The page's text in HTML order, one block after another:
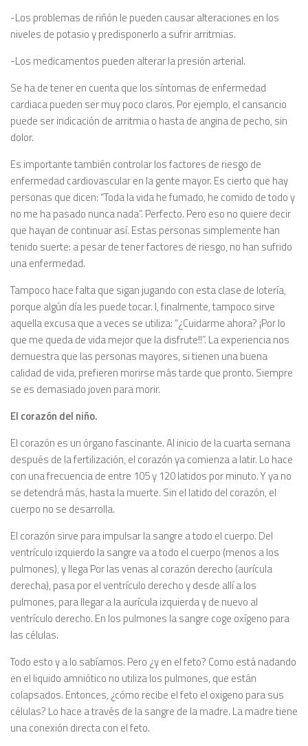
-Los problemas de riñón le pueden causar alteraciones en los
niveles de potasio y predisponerlo a sufrir arritmias.
-Los medicamentos pueden alterar la presión arterial.
Se ha de tener en cuenta que los síntomas de enfermedad
cardiaca pueden ser muy poco claros. Por ejemplo, el cansancio
puede ser indicación de arritmia o hasta de angina de pecho, sin
dolor.
Es importante también controlar los factores de riesgo de
enfermedad cardiovascular en la gente mayor. Es cierto que hay
personas que dicen: “Toda la vida he fumado, he comido de todo y
no me ha pasado nunca nada”. Perfecto. Pero eso no quiere decir
que hayan de continuar así. Estas personas simplemente han
tenido suerte: a pesar de tener factores de riesgo, no han sufrido
una enfermedad.
Tampoco hace falta que sigan jugando con esta clase de lotería,
porque algún día les puede tocar. I, finalmente, tampoco sirve
aquella excusa que a veces se utiliza: “¿Cuidarme ahora? ¡Por lo
que me queda de vida mejor que la disfrute!!”. La experiencia nos
demuestra que las personas mayores, si tienen una buena
calidad de vida, prefieren morirse más tarde que pronto. Siempre
se es demasiado joven para morir.
El corazón del niño.
El corazón es un órgano fascinante. Al inicio de la cuarta semana
después de la fertilización, el corazón ya comienza a latir. Lo hace
con una frecuencia de entre 105 y 120 latidos por minuto. Y ya no
se detendrá más, hasta la muerte. Sin el latido del corazón, el
cuerpo no se desarrolla.
El corazón sirve para impulsar la sangre a todo el cuerpo. Del
ventrículo izquierdo la sangre va a todo el cuerpo (menos a los
pulmones), y llega Por las venas al corazón derecho (aurícula
derecha), pasa por el ventrículo derecho y desde allí a los
pulmones, para llegar a la aurícula izquierda y de nuevo al
ventrículo derecho. En los pulmones la sangre coge oxígeno para
las células.
Todo esto y a lo sabíamos. Pero ¿y en el feto? Como está nadando
en el liquido amniótico no utiliza los pulmones, que están
colapsados. Entonces, ¿cómo recibe el feto el oxigeno para sus
células? Lo hace a través de la sangre de la madre. La madre tiene
una conexión directa con el feto.